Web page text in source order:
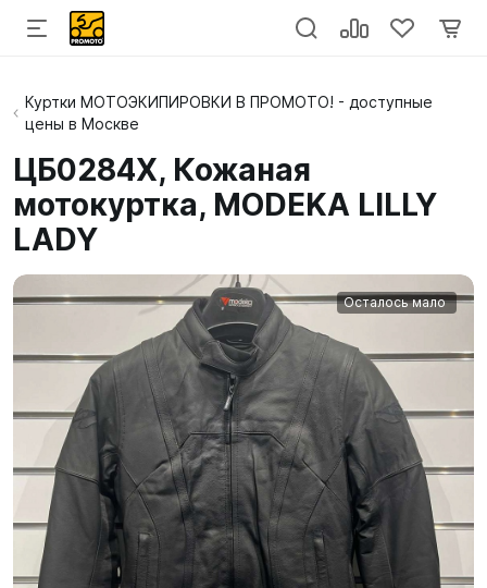
Куртки МОТОЭКИПИРОВКИ В ПРОМОТО! - доступные
цены в Москве
ЦБ0284X, Кожаная
мотокуртка, MODEKA LILLY
LADY
Осталось мало